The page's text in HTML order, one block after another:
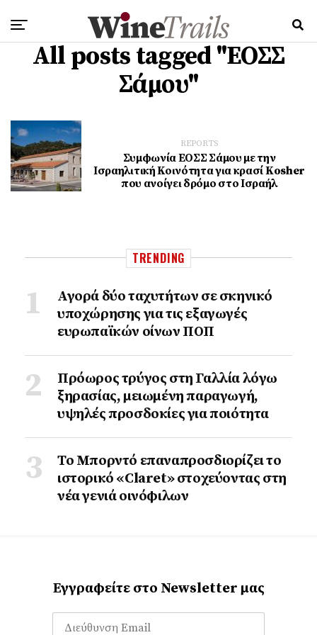
All posts tagged "ΕΟΣΣ
Σάμου"
REPORTS
Συμφωνία ΕΟΣΣ Σάμου με την
Ισραηλιτική Κοινότητα για κρασί Kosher
που ανοίγει δρόμο στο Ισραήλ
TRENDING
Αγορά δύο ταχυτήτων σε σκηνικό
υποχώρησης για τις εξαγωγές
ευρωπαϊκών οίνων ΠΟΠ
Πρόωρος τρύγος στη Γαλλία λόγω
ξηρασίας, μειωμένη παραγωγή,
υψηλές προσδοκίες για ποιότητα
Το Μπορντό επαναπροσδιορίζει το
ιστορικό «Claret» στοχεύοντας στη
νέα γενιά οινόφιλων
Εγγραφείτε στο Newsletter μας